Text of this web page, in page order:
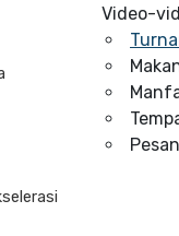
Video-